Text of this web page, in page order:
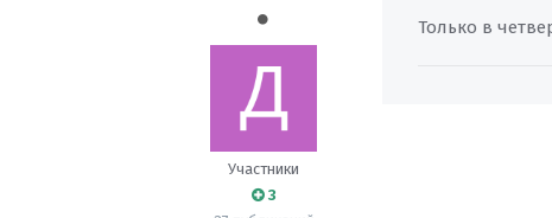
Участники
3
Только в